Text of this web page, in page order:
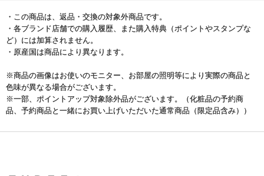
・この商品は、返品・交換の対象外商品です。
・各ブランド店舗での購入履歴、また購入特典（ポイントやスタンプな
ど）には加算されません。
・原産国は商品により異なります。
※商品の画像はお使いのモニター、お部屋の照明等により実際の商品と
色味が異なる場合がございます。
※一部、ポイントアップ対象除外品がございます。（化粧品の予約商
品、予約商品と一緒にお買い上げいただいた通常商品（限定品含み））